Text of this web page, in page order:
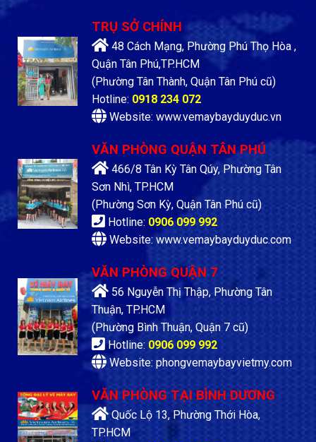
TRỤ SỞ CHÍNH
48 Cách Mạng, Phường Phú Thọ Hòa ,
Quận Tân Phú,TP.HCM
(Phường Tân Thành, Quận Tân Phú cũ)
Hotline: 0918 234 072
Website: www.vemaybayduyduc.vn
VĂN PHÒNG QUẬN TÂN PHÚ
466/8 Tân Kỳ Tân Qúy, Phường Tân
Sơn Nhì, TP.HCM
(Phường Sơn Kỳ, Quận Tân Phú cũ)
Hotline: 0906 099 992
Website: www.vemaybayduyduc.com
VĂN PHÒNG QUẬN 7
56 Nguyễn Thị Thập, Phường Tân
Thuận, TP.HCM
(Phường Bình Thuận, Quận 7 cũ)
Hotline: 0906 099 992
Website: phongvemaybayvietmy.com
VĂN PHÒNG TẠI BÌNH DƯƠNG
Quốc Lộ 13, Phường Thới Hòa,
TP.HCM